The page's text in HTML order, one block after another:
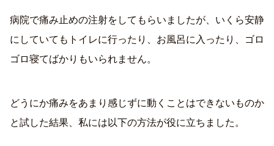
病院で痛み止めの注射をしてもらいましたが、いくら安静
にしていてもトイレに行ったり、お風呂に入ったり、ゴロ
ゴロ寝てばかりもいられません。
どうにか痛みをあまり感じずに動くことはできないものか
と試した結果、私には以下の方法が役に立ちました。